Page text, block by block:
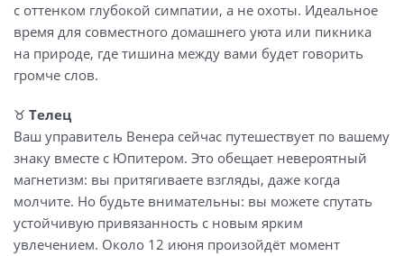
с оттенком глубокой симпатии, а не охоты. Идеальное
время для совместного домашнего уюта или пикника
на природе, где тишина между вами будет говорить
громче слов.
♉ Телец
Ваш управитель Венера сейчас путешествует по вашему
знаку вместе с Юпитером. Это обещает невероятный
магнетизм: вы притягиваете взгляды, даже когда
молчите. Но будьте внимательны: вы можете спутать
устойчивую привязанность с новым ярким
увлечением. Около 12 июня произойдёт момент